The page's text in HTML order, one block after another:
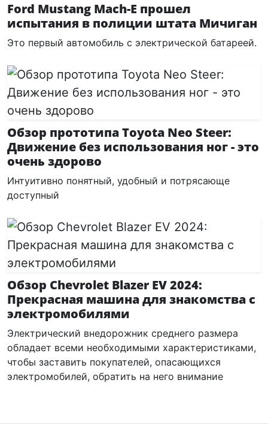
Ford Mustang Mach-E прошел
испытания в полиции штата Мичиган
Это первый автомобиль с электрической батареей.
Обзор прототипа Toyota Neo Steer:
Движение без использования ног - это
очень здорово
Интуитивно понятный, удобный и потрясающе
доступный
Обзор Chevrolet Blazer EV 2024:
Прекрасная машина для знакомства с
электромобилями
Электрический внедорожник среднего размера
обладает всеми необходимыми характеристиками,
чтобы заставить покупателей, опасающихся
электромобилей, обратить на него внимание